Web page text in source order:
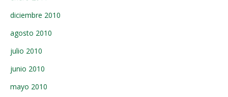
diciembre 2010
agosto 2010
julio 2010
junio 2010
mayo 2010